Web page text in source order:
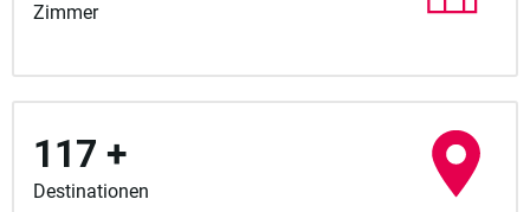
Zimmer
117 +
Destinationen